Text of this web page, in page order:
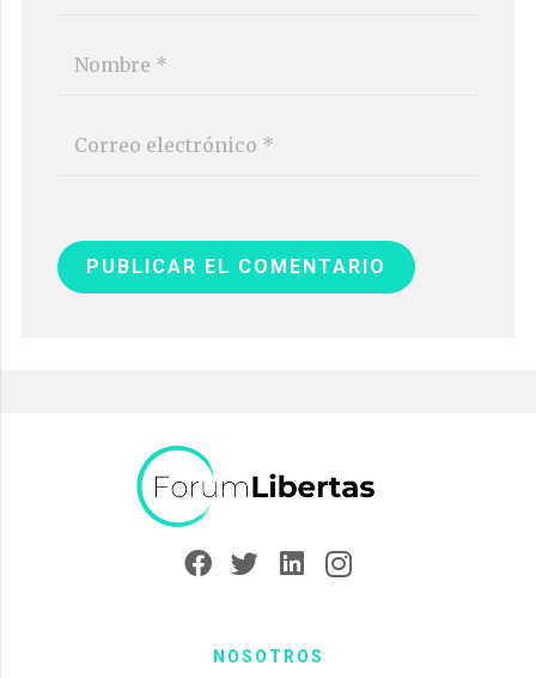
PUBLICAR EL COMENTARIO
NOSOTROS